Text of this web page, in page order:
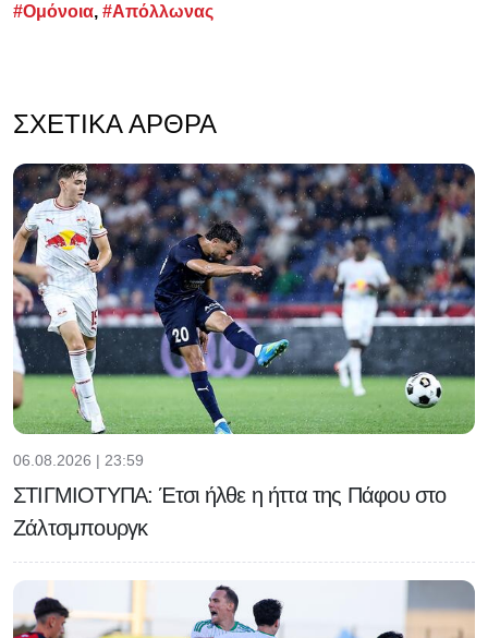
#Ομόνοια, #Απόλλωνας
ΣΧΕΤΙΚΆ ΆΡΘΡΑ
06.08.2026 | 23:59
ΣΤΙΓΜΙΟΤΥΠΑ: Έτσι ήλθε η ήττα της Πάφου στο
Ζάλτσμπουργκ